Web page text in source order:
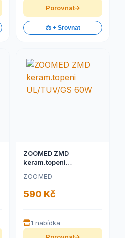
Porovnat
⚖️ + Srovnat
ZOOMED ZMD
keram.topeni
ZOOMED
590 Kč
1 nabídka